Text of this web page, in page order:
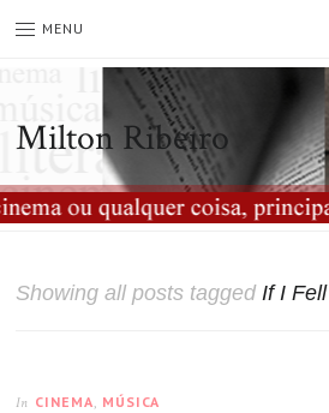
MENU
Milton Ribeiro
Showing all posts taggedIf I Fell
In CINEMA, MÚSICA